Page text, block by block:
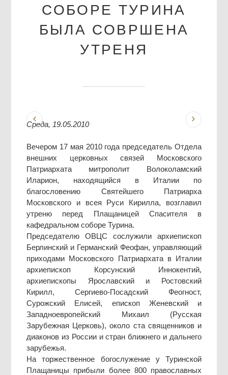
СОБОРЕ ТУРИНА
БЫЛА СОВРШЕНА
УТРЕНЯ
Среда, 19.05.2010
Вечером 17 мая 2010 года председатель Отдела
внешних церковных связей Московского
Патриархата митрополит Волоколамский
Иларион, находящийся в Италии по
благословению Святейшего Патриарха
Московского и всея Руси Кирилла, возглавил
утреню перед Плащаницей Спасителя в
кафедральном соборе Турина.
Председателю ОВЦС сослужили архиепископ
Берлинский и Германский Феофан, управляющий
приходами Московского Патриархата в Италии
архиепископ Корсунский Иннокентий,
архиепископы Ярославский и Ростовский
Кирилл, Сергиево-Посадский Феогност,
Сурожский Елисей, епископ Женевский и
Западноевропейский Михаил (Русская
Зарубежная Церковь), около ста священников и
диаконов из России и стран ближнего и дальнего
зарубежья.
На торжественное богослужение у Туринской
Плащаницы прибыли более 800 православных